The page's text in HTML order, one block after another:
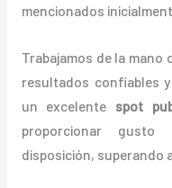
mencionados
Trabajamos de la
resultados confiables
un excelente spot
proporcionar gusto
disposición, superando